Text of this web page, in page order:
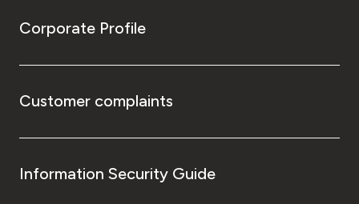
Corporate Profile
Customer complaints
Information Security Guide